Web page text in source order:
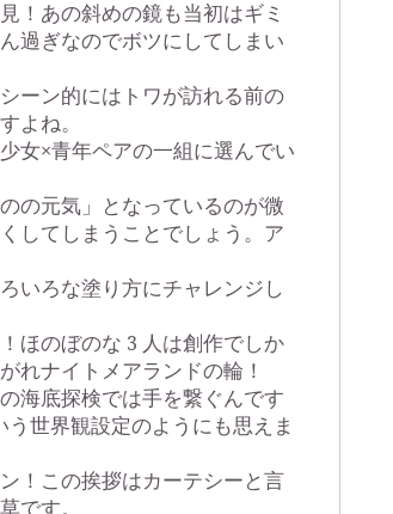
！あの斜めの鏡も当初はギミ
過ぎなのでボツにしてしまい
ーン的にはトワが訪れる前の
よね。
女×青年ペアの一組に選んでい
の元気」となっているのが微
してしまうことでしょう。ア
いろな塗り方にチャレンジし
ほのぼのな 3 人は創作でしか
れナイトメアランドの輪！
海底探検では手を繋ぐんです
世界観設定のようにも思えま
！この挨拶はカーテシーと言
です。